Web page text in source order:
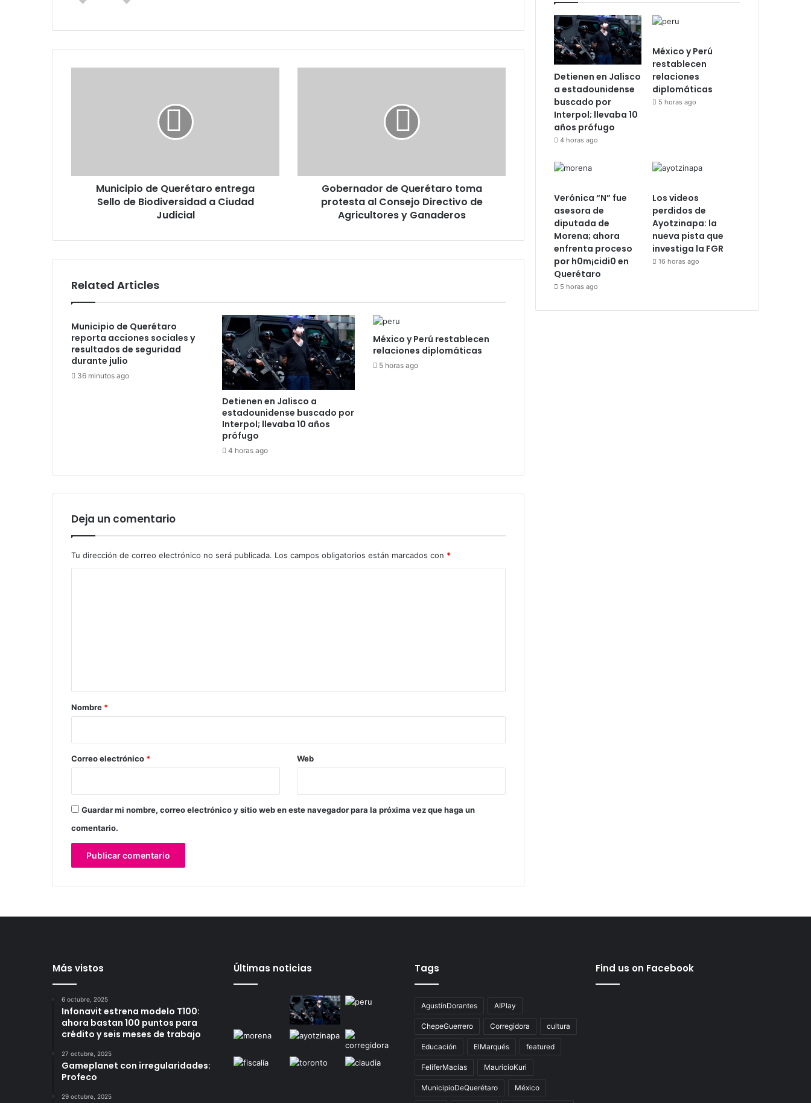
Ciudad
JudicialMunicipio de Querétaro entrega
Sello de Biodiversidad a Ciudad
Judicial
de
AgricultoresGobernador de Querétaro toma
protesta al Consejo Directivo de
Agricultores y Ganaderos
Related Articles
Municipio de Querétaro
reporta acciones sociales y
resultados de seguridad
durante julio
36 minutos ago
Detienen en Jalisco a
estadounidense buscado por
Interpol; llevaba 10 años
prófugo
4 horas ago
México y Perú restablecen
relaciones diplomáticas
5 horas ago
Deja un comentario
Tu dirección de correo electrónico no será publicada. Los campos obligatorios están marcados con *
r
*
Nombre *
Correo electrónico * Web
Guardar mi nombre, correo electrónico y sitio web en este navegador para la próxima vez que haga un
comentario.
Detienen en Jalisco
a estadounidense
buscado por
Interpol; llevaba 10
años prófugo
4 horas ago
México y Perú
restablecen
relaciones
diplomáticas
5 horas ago
Verónica “N” fue
asesora de
diputada de
Morena; ahora
enfrenta proceso
por h0m¡cidi0 en
Querétaro
5 horas ago
Los videos
perdidos de
Ayotzinapa: la
nueva pista que
investiga la FGR
16 horas ago
Más vistos
6 octubre, 2025
Infonavit estrena modelo T100:
ahora bastan 100 puntos para
crédito y seis meses de trabajo
27 octubre, 2025
Gameplanet con irregularidades:
Profeco
29 octubre, 2025
Últimas noticias Tags
AgustínDorantes AIPlay
ChepeGuerrero Corregidora cultura
Educación ElMarqués featured
FeliferMacías MauricioKuri
MunicipioDeQuerétaro México
Find us on Facebook